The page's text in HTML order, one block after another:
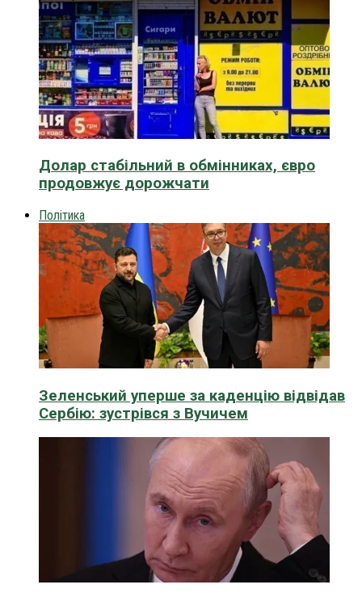
Долар стабільний в обмінниках, євро
продовжує дорожчати
Політика
Зеленський уперше за каденцію відвідав
Сербію: зустрівся з Вучичем